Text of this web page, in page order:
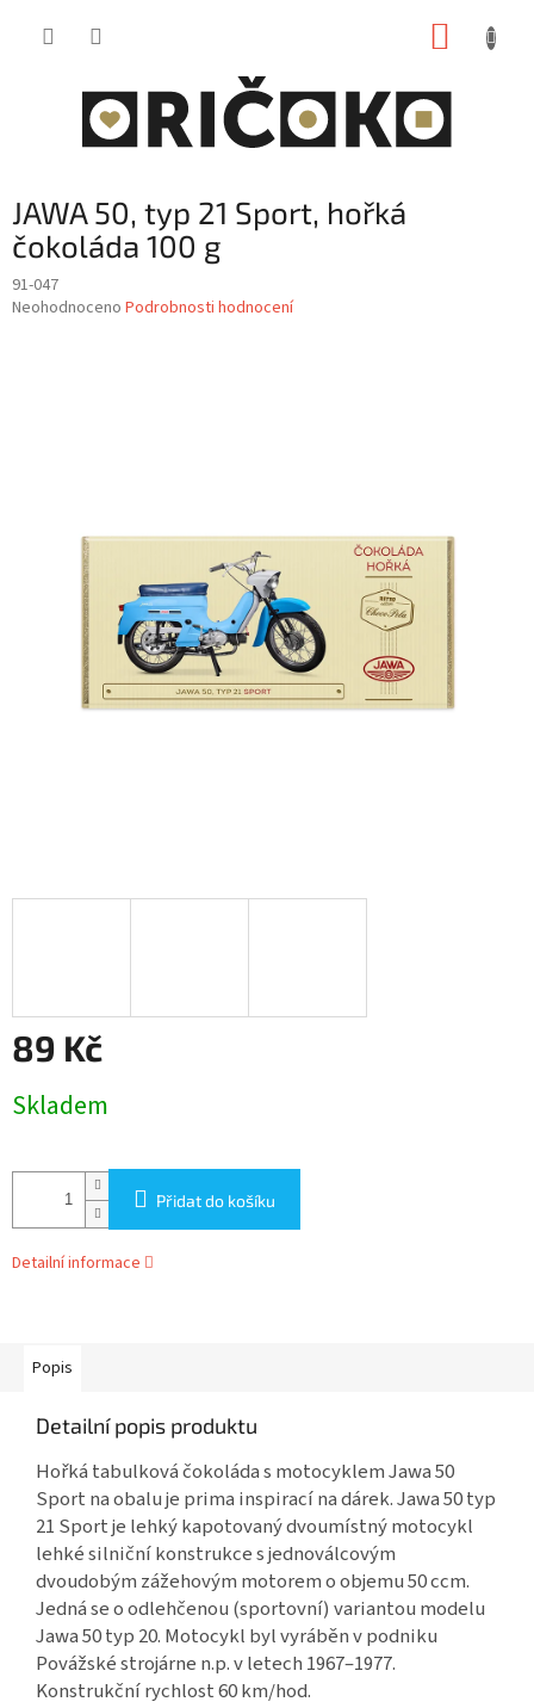
JAWA 50, typ 21 Sport, hořká
čokoláda 100 g
91-047
Průměrné
Neohodnoceno Podrobnosti hodnocení
89 Kč
cena:
Skladem
Přidat do košíku
Detailní informace
Popis
Detailní popis produktu
Hořká tabulková čokoláda s motocyklem Jawa 50
Sport na obalu je prima inspirací na dárek. Jawa 50 typ
21 Sport je lehký kapotovaný dvoumístný motocykl
lehké silniční konstrukce s jednoválcovým
dvoudobým zážehovým motorem o objemu 50 ccm.
Jedná se o odlehčenou (sportovní) variantou modelu
Jawa 50 typ 20. Motocykl byl vyráběn v podniku
Povážské strojárne n.p. v letech 1967–1977.
Konstrukční rychlost 60 km/hod.